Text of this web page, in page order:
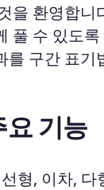
을 환영합니
풀 수 있도
를 구간 표
요 기능
선형, 이차, 다